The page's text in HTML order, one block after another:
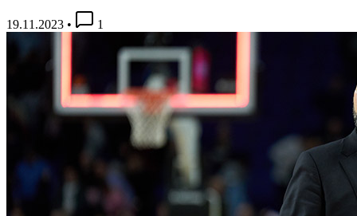
19.11.2023 • 1